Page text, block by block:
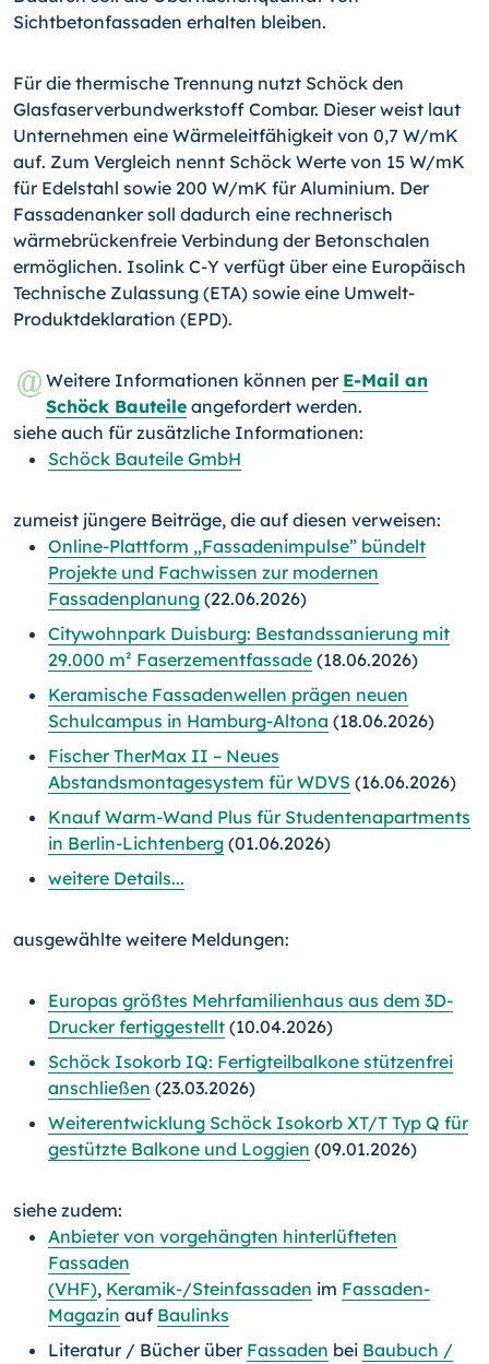
Sichtbetonfassaden erhalten bleiben.
Für die thermische Trennung nutzt Schöck den
Glasfaserverbundwerkstoff Combar. Dieser weist laut
Unternehmen eine Wärmeleitfähigkeit von 0,7 W/mK
auf. Zum Vergleich nennt Schöck Werte von 15 W/mK
für Edelstahl sowie 200 W/mK für Aluminium. Der
Fassadenanker soll dadurch eine rechnerisch
wärmebrückenfreie Verbindung der Betonschalen
ermöglichen. Isolink C-Y verfügt über eine Europäisch
Technische Zulassung (ETA) sowie eine Umwelt-
Produktdeklaration (EPD).
Weitere Informationen können per E-Mail an
Schöck Bauteile angefordert werden.
siehe auch für zusätzliche Informationen:
Schöck Bauteile GmbH
zumeist jüngere Beiträge, die auf diesen verweisen:
Online-Plattform „Fassadenimpulse” bündelt
Projekte und Fachwissen zur modernen
Fassadenplanung (22.06.2026)
Citywohnpark Duisburg: Bestandssanierung mit
29.000 m² Faserzementfassade (18.06.2026)
Keramische Fassadenwellen prägen neuen
Schulcampus in Hamburg-Altona (18.06.2026)
Fischer TherMax II – Neues
Abstandsmontagesystem für WDVS (16.06.2026)
Knauf Warm-Wand Plus für Studentenapartments
in Berlin-Lichtenberg (01.06.2026)
weitere Details...
ausgewählte weitere Meldungen:
Europas größtes Mehrfamilienhaus aus dem 3D-
Drucker fertiggestellt (10.04.2026)
Schöck Isokorb IQ: Fertigteilbalkone stützenfrei
anschließen (23.03.2026)
Weiterentwicklung Schöck Isokorb XT/T Typ Q für
gestützte Balkone und Loggien (09.01.2026)
siehe zudem:
Anbieter von vorgehängten hinterlüfteten
Fassaden
(VHF), Keramik-/Steinfassaden im Fassaden-
Magazin auf Baulinks
Literatur / Bücher über Fassaden bei Baubuch /